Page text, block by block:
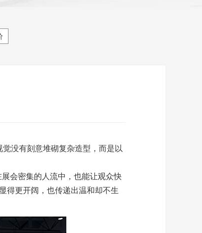
没有刻意堆砌复杂造型，而是以
会密集的人流中，也能让观众快
得更开阔，也传递出温和却不生